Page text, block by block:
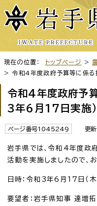
現在の位置： トップページ >
> 令和4年度政府予算等に係る
令和4年度政府予
3年6月17日実施）
ページ番号1045249 更新
岩手県では、令和4年度政
活動を実施しましたので、お
日時：令和3年6月17日（木
要望者：岩手県知事 達増